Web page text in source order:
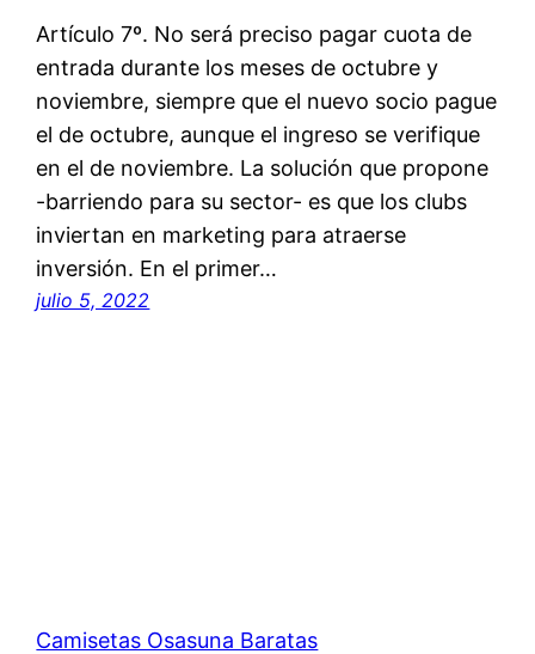
Artículo 7º. No será preciso pagar cuota de
entrada durante los meses de octubre y
noviembre, siempre que el nuevo socio pague
el de octubre, aunque el ingreso se verifique
en el de noviembre. La solución que propone
-barriendo para su sector- es que los clubs
inviertan en marketing para atraerse
inversión. En el primer…
julio 5, 2022
Camisetas Osasuna Baratas